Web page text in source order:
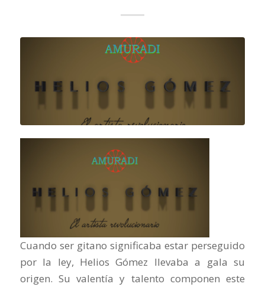
Cuando ser gitano significaba estar perseguido
por la ley, Helios Gómez llevaba a gala su
origen. Su valentía y talento componen este